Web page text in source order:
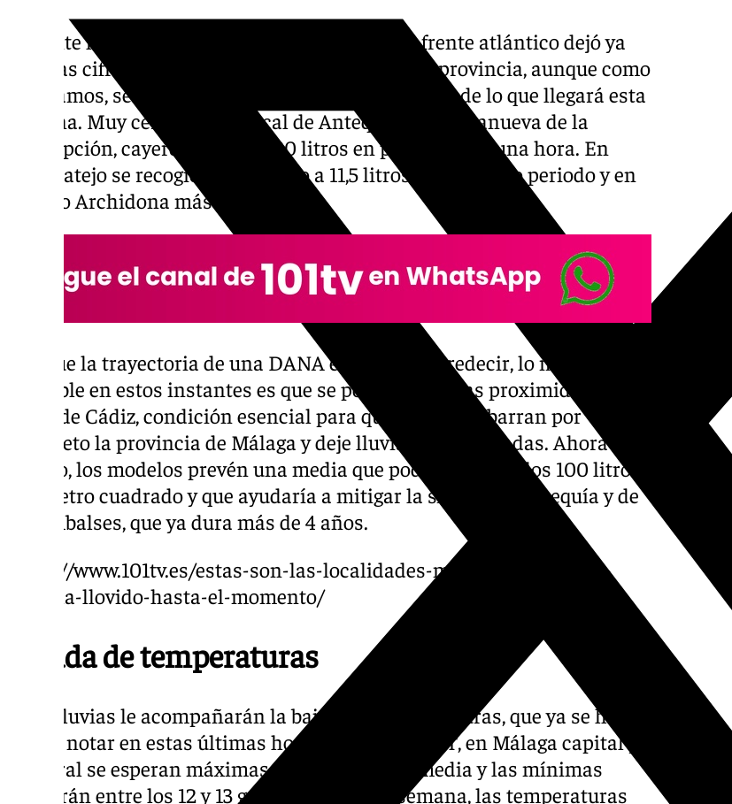
Durante la tarde de ayer viernes, el paso de un frente atlántico dejó ya
algunas cifras reseñables en varios puntos de la provincia, aunque como
señalamos, se espera que esto solo sea un anticipo de lo que llegará esta
semana. Muy cerca de El Torcal de Antequera, en Villanueva de la
Concepción, cayeron cerca de 30 litros en poco más de una hora. En
Alfarnatejo se recogieron en torno a 11,5 litros en el mismo periodo y en
Álora o Archidona más de 9 litros.
Aunque la trayectoria de una DANA es difícil de predecir, lo más
probable en estos instantes es que se posicione en las proximidades del
Golfo de Cádiz, condición esencial para que las nubes barran por
completo la provincia de Málaga y deje lluvias generalizadas. Ahora
mismo, los modelos prevén una media que podría superar los 100 litros
por metro cuadrado y que ayudaría a mitigar la situación de sequía y de
los embalses, que ya dura más de 4 años.
https://www.101tv.es/estas-son-las-localidades-malaguenas-donde-
mas-ha-llovido-hasta-el-momento/
Bajada de temperaturas
A las lluvias le acompañarán la bajada de temperaturas, que ya se ha
hecho notar en estas últimas horas. Según AEMET, en Málaga capital y
el litoral se esperan máximas de 20 grados de media y las mínimas
oscilarán entre los 12 y 13 grados este fin de semana, las temperaturas